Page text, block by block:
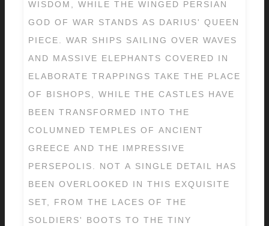
WISDOM, WHILE THE WINGED PERSIAN
GOD OF WAR STANDS AS DARIUS' QUEEN
PIECE. WAR SHIPS SAILING OVER WAVES
AND MASSIVE ELEPHANTS COVERED IN
ELABORATE TRAPPINGS TAKE THE PLACE
OF BISHOPS, WHILE THE CASTLES HAVE
BEEN TRANSFORMED INTO THE
COLUMNED TEMPLES OF ANCIENT
GREECE AND THE IMPRESSIVE
PERSEPOLIS. NOT A SINGLE DETAIL HAS
BEEN OVERLOOKED IN THIS EXQUISITE
SET, FROM THE LACES OF THE
SOLDIERS' BOOTS TO THE TINY